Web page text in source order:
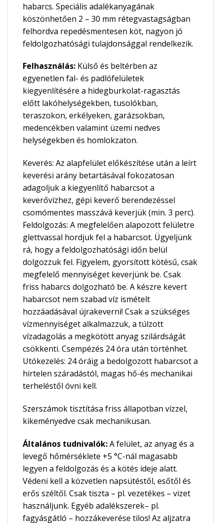
habarcs. Speciális adalékanyagának
köszönhetően 2 – 30 mm rétegvastagságban
felhordva repedésmentesen köt, nagyon jó
feldolgozhatósági tulajdonsággal rendelkezik.
Felhasználás: Külső és beltérben az
egyenetlen fal- és padlófelületek
kiegyenlítésére a hidegburkolat-ragasztás
előtt lakóhelységekben, tusolókban,
teraszokon, erkélyeken, garázsokban,
medencékben valamint üzemi nedves
helységekben és homlokzaton.
Keverés: Az alapfelület előkészítése után a leírt
keverési arány betartásával fokozatosan
adagoljuk a kiegyenlítő habarcsot a
keverővízhez, gépi keverő berendezéssel
csomómentes masszává keverjük (min. 3 perc).
Feldolgozás: A megfelelően alapozott felületre
glettvassal hordjuk fel a habarcsot. Ügyeljünk
rá, hogy a feldolgozhatósági időn belül
dolgozzuk fel. Figyelem, gyorsított kötésű, csak
megfelelő mennyiséget keverjünk be. Csak
friss habarcs dolgozható be. A készre kevert
habarcsot nem szabad víz ismételt
hozzáadásával újrakeverni! Csak a szükséges
vízmennyiséget alkalmazzuk, a túlzott
vízadagolás a megkötött anyag szilárdságát
csökkenti. Csempézés 24 óra után történhet.
Utókezelés: 24 óráig a bedolgozott habarcsot a
hirtelen száradástól, magas hő-és mechanikai
terheléstől óvni kell.
Szerszámok tisztítása friss állapotban vízzel,
kikeményedve csak mechanikusan.
Általános tudnivalók:A felület, az anyag és a
levegő hőmérséklete +5 °C-nál magasabb
legyen a feldolgozás és a kötés ideje alatt.
Védeni kell a közvetlen napsütéstől, esőtől és
erős széltől. Csak tiszta – pl. vezetékes – vizet
használjunk. Egyéb adalékszerek– pl.
fagyásgátló – hozzákeverése tilos! Az aljzatra